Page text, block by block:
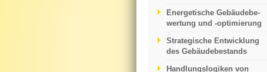
Energetische Gebäudebe­
wertung und -optimierung
Strategische Entwicklung
des Gebäudebestands
Handlungslogiken von